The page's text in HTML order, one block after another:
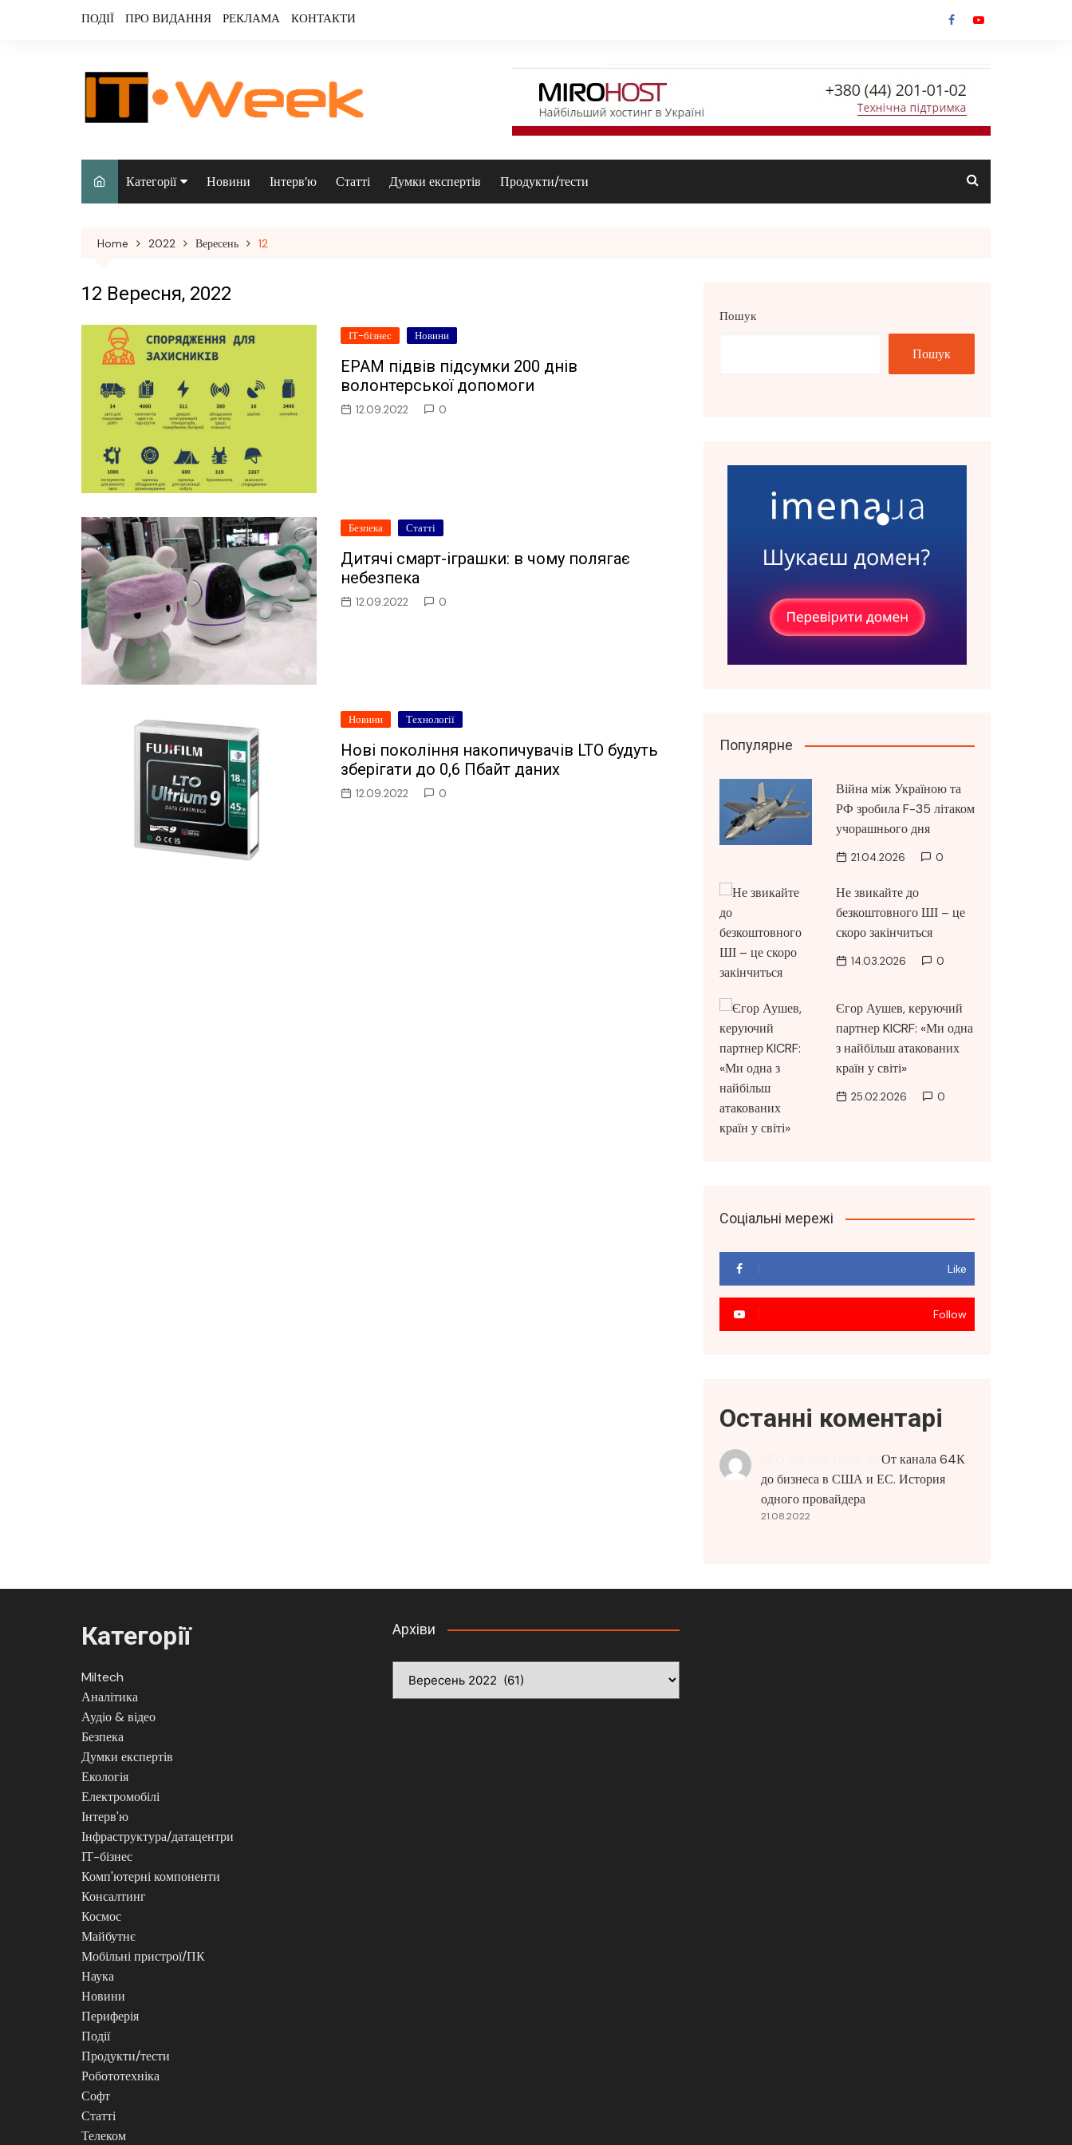
ПОДІЇ ПРО ВИДАННЯ РЕКЛАМА КОНТАКТИ
Категорії
Аудіо & відео
датацентри
Консалтинг
Мобільні пристрої/ПК
Периферія
Софт
Телеком
Технології
Фінтех
Новини Інтерв’ю Статті Думки експертів Продукти/тести
Home 2022 Вересень 12
12 Вересня, 2022
ІТ-бізнес Новини
EPAM підвів підсумки 200 днів
волонтерської допомоги
12.09.2022 0
Безпека Статті
Дитячі смарт-іграшки: в чому полягає
небезпека
12.09.2022 0
Новини Технології
Нові покоління накопичувачів LTO будуть
зберігати до 0,6 Пбайт даних
12.09.2022 0
Пошук
Пошук
Популярне
Війна між Україною та
РФ зробила F-35 літаком
учорашнього дня
21.04.2026 0
Не звикайте до
безкоштовного ШІ – це
скоро закінчиться
14.03.2026 0
Єгор Аушев, керуючий
партнер KICRF: «Ми одна
з найбільш атакованих
країн у світі»
25.02.2026 0
Соціальні мережі
Like
Follow
Останні коментарі
От канала 64К
до бизнеса в США и ЕС. История
одного провайдера
21.08.2022
Категорії
Miltech
Аналітика
Аудіо & відео
Безпека
Думки експертів
Екологія
Електромобілі
Інтерв'ю
Інфраструктура/датацентри
ІТ-бізнес
Комп'ютерні компоненти
Консалтинг
Космос
Майбутнє
Мобільні пристрої/ПК
Наука
Новини
Периферія
Події
Продукти/тести
Робототехніка
Софт
Статті
Телеком
Архіви